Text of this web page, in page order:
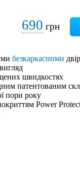
690 грн
безкаркасними
швидкостях
патентованим
пори року
Power